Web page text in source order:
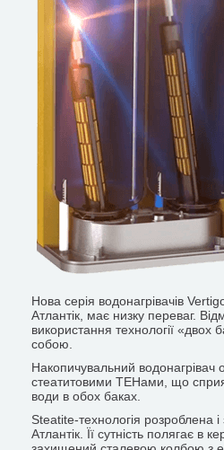
Нова серія водонагрівачів
Атлантік, має низку переваг.
використання технології «двох
собою.
Накопичувальний
стеатитовими ТЕНами, що
води в обох баках.
Steatite-технологія розроблена
Атлантік. Її сутність полягає в